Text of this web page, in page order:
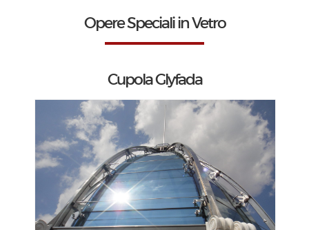
Opere Speciali in Vetro
Cupola Glyfada